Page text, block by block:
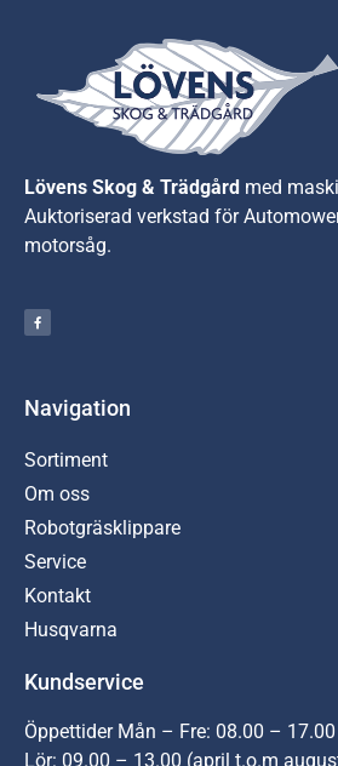
Lövens Skog & Trädgård med
Auktoriserad verkstad för
motorsåg.
Navigation
Sortiment
Om oss
Robotgräsklippare
Service
Kontakt
Husqvarna
Kundservice
Öppettider Mån – Fre: 08.00 – 17.00
Lör: 09.00 – 13.00 (april t.o.m